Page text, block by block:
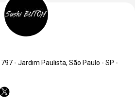
- Jardim Paulista, São Paulo - SP -